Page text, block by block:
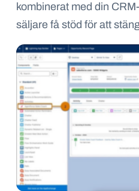
kombinerat med din
säljare få stöd för att